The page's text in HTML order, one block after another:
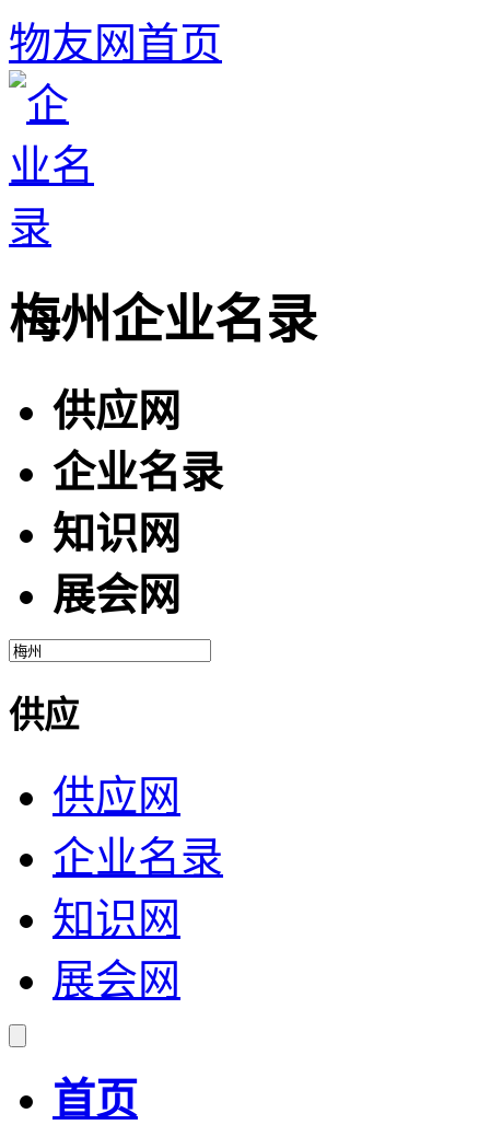
物友网首页
梅州企业名录
供应网
企业名录
知识网
展会网
供应
供应网
企业名录
知识网
展会网
首页